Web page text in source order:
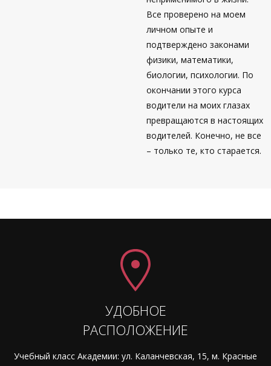
Все проверено на моем
личном опыте и
подтверждено законами
физики, математики,
биологии, психологии. По
окончании этого курса
водители на моих глазах
превращаются в настоящих
водителей. Конечно, не все
– только те, кто старается.
УДОБНОЕ
РАСПОЛОЖЕНИЕ
Учебный класс Академии: ул. Каланчевская, 15, м. Красные